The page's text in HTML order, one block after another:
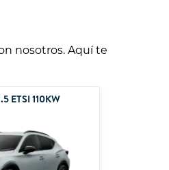
nosotros. Aquí te
ETSI 110KW